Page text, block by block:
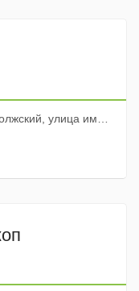
Ф.Г. Логинова, 23В, оф. 9/2